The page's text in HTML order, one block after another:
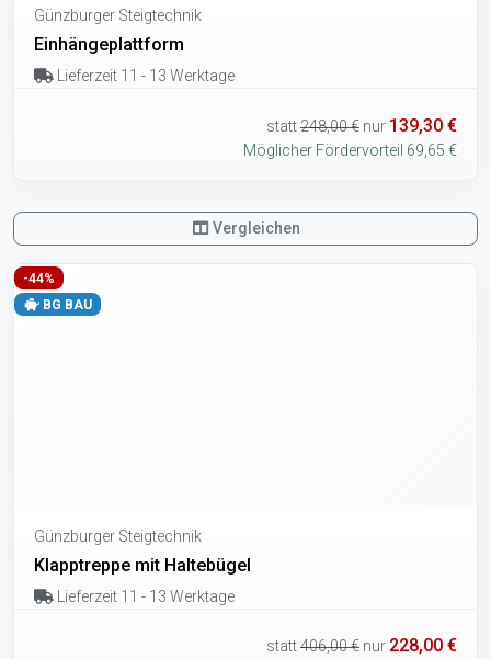
Günzburger Steigtechnik
Einhängeplattform
Lieferzeit 11 - 13 Werktage
statt248,00 € nur 139,30 €
Möglicher Fördervorteil 69,65 €
Vergleichen
-44%
BG BAU
Günzburger Steigtechnik
Klapptreppe mit Haltebügel
Lieferzeit 11 - 13 Werktage
statt406,00 € nur 228,00 €